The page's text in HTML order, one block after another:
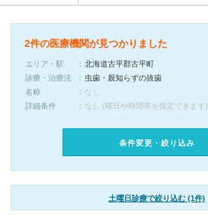
2件の医療機関が見つかりました
エリア・駅
北海道古平郡古平町
診療・治療法
虫歯・親知らずの抜歯
名称
なし
詳細条件
なし (曜日や時間帯を指定できます)
条件変更・絞り込み
土曜日診療で絞り込む (1件)